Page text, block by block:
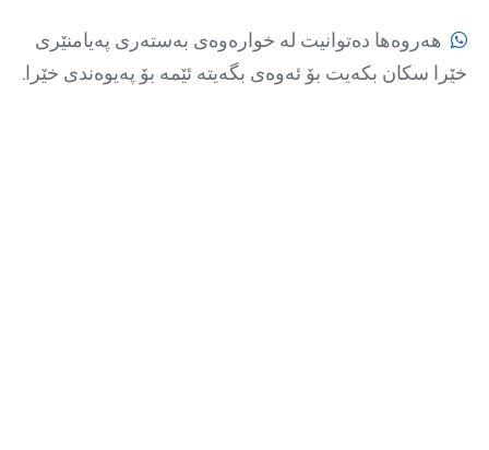
 هەروەها دەتوانیت لە خوارەوەی بەستەری پەیامنێری
خێرا سکان بکەیت بۆ ئەوەی بگەیتە ئێمە بۆ پەیوەندی خێرا.